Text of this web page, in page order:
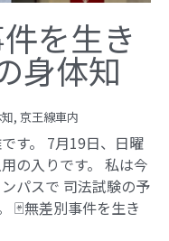
を生き
身体知
, 京王線車内
す。 7月19日、日曜
の入りです。 私は今
パスで 司法試験の予
🃏無差別事件を生き